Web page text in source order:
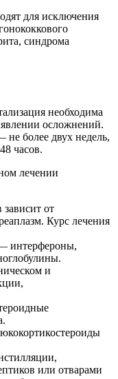
для исключения
синдрома
необходима
осложнений.
более двух недель,
часов.
лечении
от
Курс лечения
интерфероны,
и
или отварами